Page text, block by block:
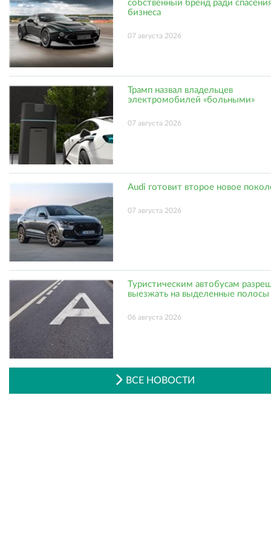
собственный бренд ради
бизнеса
07 августа 2026
Трамп назвал владельцев
электромобилей «больными»
07 августа 2026
Audi готовит второе новое
07 августа 2026
Туристическим автобусам
выезжать на выделенные полосы
06 августа 2026
ВСЕ НОВОСТИ